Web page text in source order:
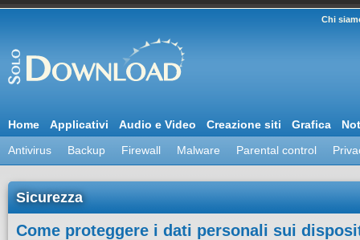
Chi
Home Applicativi Audio e Video Creazione siti Grafica
Antivirus
Backup Firewall Malware Parental control
Sicurezza
Come proteggere i dati personali sui